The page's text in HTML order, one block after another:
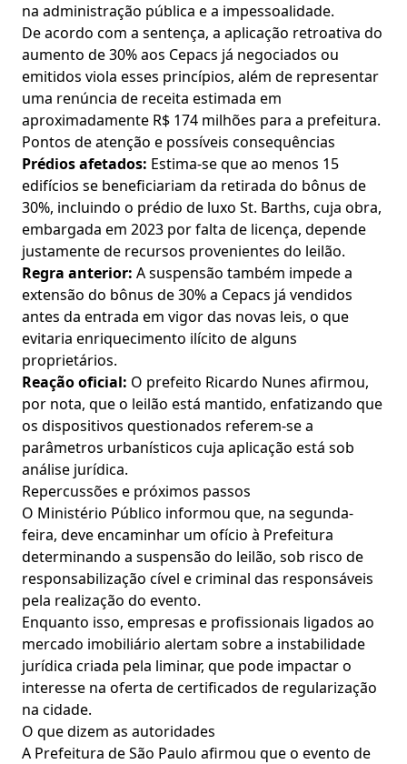
na administração pública e a impessoalidade.
De acordo com a sentença, a aplicação retroativa do
aumento de 30% aos Cepacs já negociados ou
emitidos viola esses princípios, além de representar
uma renúncia de receita estimada em
aproximadamente R$ 174 milhões para a prefeitura.
Pontos de atenção e possíveis consequências
Prédios afetados: Estima-se que ao menos 15
edifícios se beneficiariam da retirada do bônus de
30%, incluindo o prédio de luxo St. Barths, cuja obra,
embargada em 2023 por falta de licença, depende
justamente de recursos provenientes do leilão.
Regra anterior: A suspensão também impede a
extensão do bônus de 30% a Cepacs já vendidos
antes da entrada em vigor das novas leis, o que
evitaria enriquecimento ilícito de alguns
proprietários.
Reação oficial: O prefeito Ricardo Nunes afirmou,
por nota, que o leilão está mantido, enfatizando que
os dispositivos questionados referem-se a
parâmetros urbanísticos cuja aplicação está sob
análise jurídica.
Repercussões e próximos passos
O Ministério Público informou que, na segunda-
feira, deve encaminhar um ofício à Prefeitura
determinando a suspensão do leilão, sob risco de
responsabilização cível e criminal das responsáveis
pela realização do evento.
Enquanto isso, empresas e profissionais ligados ao
mercado imobiliário alertam sobre a instabilidade
jurídica criada pela liminar, que pode impactar o
interesse na oferta de certificados de regularização
na cidade.
O que dizem as autoridades
A Prefeitura de São Paulo afirmou que o evento de